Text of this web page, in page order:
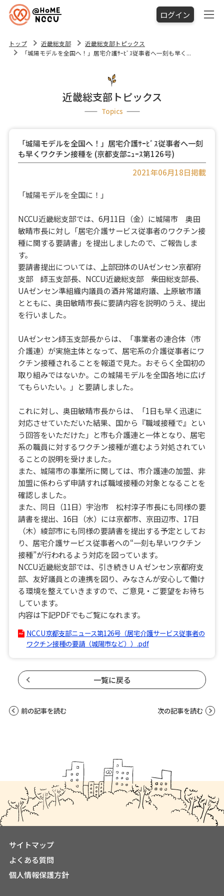
ログイン
トップ 近畿総支部
近畿総支部トピックス
「城陽モデルを全国へ！」居宅介護ｻｰﾋﾞｽ従事者へ一刻も早く...
近畿総支部トピックス
Topics
「城陽モデルを全国へ！」居宅介護ｻｰﾋﾞｽ従事者へ一刻
も早くワクチン接種を (京都支部ﾆｭｰｽ第126号)
2021年06月18日掲載
「城陽モデルを全国に！」
NCCU近畿総支部では、6月11日（金）に城陽市 奥田
敏晴市長に対し「居宅介護サービス従事者のワクチン接
種に関する要請書」を提出しましたので、ご報告しま
す。
要請書提出については、上部団体のUAゼンセン京都府
支部 師玉支部長、NCCU近畿総支部 柴田総支部長、
UAゼンセン準組織内議員の酒井常雄府議、上原敏市議
とともに、奥田敏晴市長に要請内容を説明のうえ、提出
を行いました。
UAゼンセン師玉支部長からは、「事業者の連合体（市
介護連）が実施主体となって、居宅系の介護従事者にワ
クチン接種されることを報道で見た。おそらく全国初の
取り組みではないか。この城陽モデルを全国各地に広げ
てもらいたい。」と要請しました。
これに対し、奥田敏晴市長からは、「1日も早く迅速に
対応させていただいた結果、国から『職域接種で』とい
う回答をいただけた」と市も介護連と一体となり、居宅
系の職員に対するワクチン接種が進むよう対処されてい
ることの説明を受けました。
また、城陽市の事業所に関しては、市介護連の加盟、非
加盟に係わらず申請すれば職域接種の対象となることを
確認しました。
また、同日（11日）宇治市 松村淳子市長にも同様の要
請書を提出、16日（水）には京都市、京田辺市、17日
（木）綾部市にも同様の要請書を提出する予定としてお
り、居宅介護サービス従事者への“一刻も早いワクチン
接種”が行われるよう対応を図っています。
NCCU近畿総支部では、引き続きＵＡゼンセン京都府支
部、友好議員との連携を図り、みなさんが安心して働け
る環境を整えていきますので、ご意見・ご要望をお待ち
しています。
内容は下記PDFでもご覧になれます。
NCCU京都支部ニュース第126号（居宅介護サービス従事者の
ワクチン接種の要請（城陽市など））.pdf
一覧に戻る
前の記事を読む 次の記事を読む
サイトマップ
よくある質問
個人情報保護方針